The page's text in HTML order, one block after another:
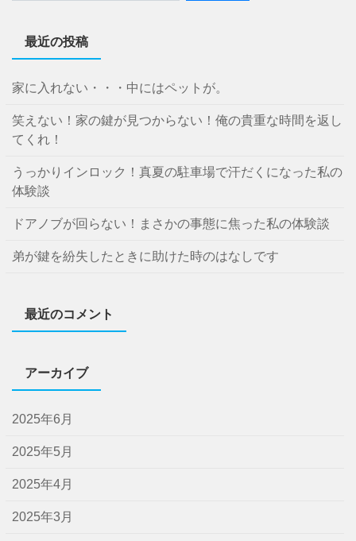
最近の投稿
家に入れない・・・中にはペットが。
笑えない！家の鍵が見つからない！俺の貴重な時間を返し
てくれ！
うっかりインロック！真夏の駐車場で汗だくになった私の
体験談
ドアノブが回らない！まさかの事態に焦った私の体験談
弟が鍵を紛失したときに助けた時のはなしです
最近のコメント
アーカイブ
2025年6月
2025年5月
2025年4月
2025年3月